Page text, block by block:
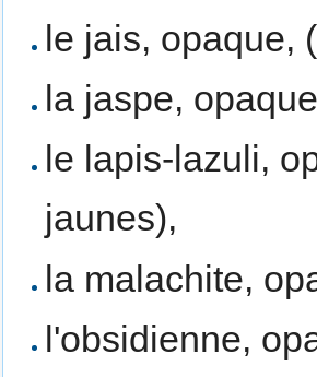
le jais, opaque,
la jaspe,
le lapis-lazuli,
jaunes),
la malachite,
l'obsidienne,